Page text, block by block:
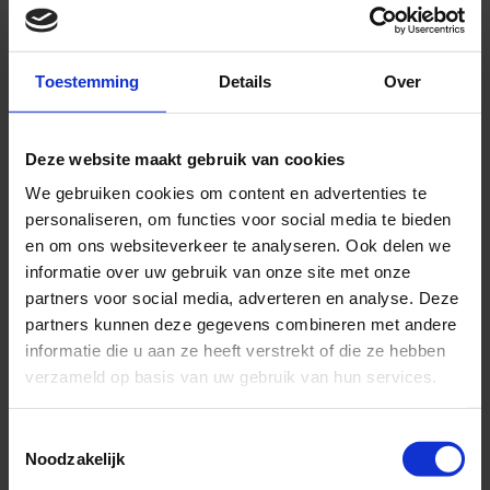
Toestemming Details Over
Deze website maakt gebruik van cookies
We gebruiken cookies om content en advertenties te
personaliseren, om functies voor social media te bieden
en om ons websiteverkeer te analyseren. Ook delen we
informatie over uw gebruik van onze site met onze
partners voor social media, adverteren en analyse. Deze
partners kunnen deze gegevens combineren met andere
informatie die u aan ze heeft verstrekt of die ze hebben
verzameld op basis van uw gebruik van hun services.
Noodzakelijk
behandelingen er vergoed worden.
Waar moet ik op letten bij mijn keus?
Op het aantal vergoede consulten. Dit kan sterk
bedrag per consult.
Ik kom er zelf niet uit, wat nu?
Bel ons. Wij informeren u graag verder over de
beste keuze voor u.